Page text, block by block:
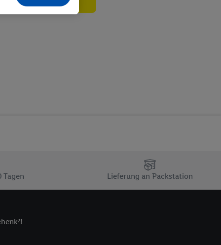
Tagen Lieferung an Packstation
- sowie Ihre
Speichern von
E-Mail-
verfügbar ist.
und einer
diese Kennung
Dritten betrieben
speziell zur
generell zu